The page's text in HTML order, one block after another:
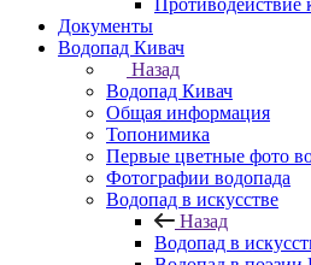
Противодействие
Документы
Водопад Кивач
Назад
Водопад Кивач
Общая информация
Топонимика
Первые цветные фото
Фотографии водопада
Водопад в искусстве
Назад
Водопад в